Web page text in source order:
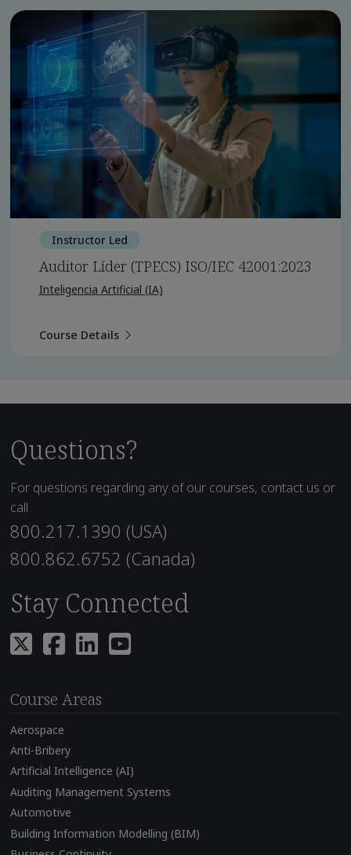
Instructor Led
Auditor Líder (TPECS) ISO/IEC 42001:2023
Inteligencia Artificial (IA)
Course Details
Questions?
For questions regarding any of our courses, contact us or
call
800.217.1390 (USA)
800.862.6752 (Canada)
Stay Connected
Course Areas
Aerospace
Anti-Bribery
Artificial Intelligence (AI)
Auditing Management Systems
Automotive
Building Information Modelling (BIM)